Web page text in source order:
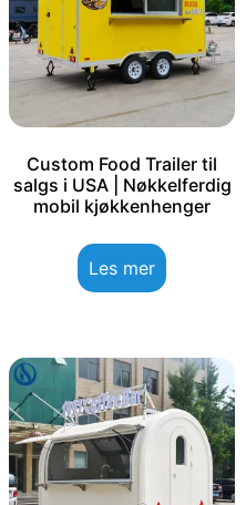
Custom Food Trailer til
salgs i USA | Nøkkelferdig
mobil kjøkkenhenger
Les mer